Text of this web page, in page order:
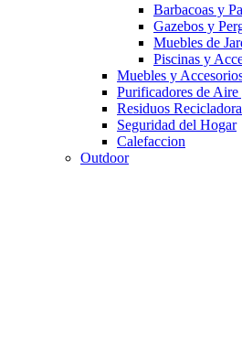
Barbacoas y
Gazebos y
Muebles de
Piscinas y
Muebles y
Purificadores de Aire
Residuos
Seguridad del Hogar
Calefaccion
Outdoor